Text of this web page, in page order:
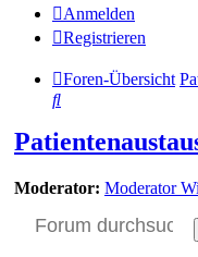
Anmelden
Registrieren
Foren-Übersicht
Suche
Moderator: Moderator